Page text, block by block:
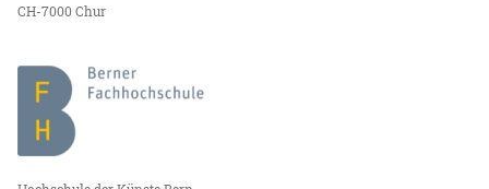
CH-7000 Chur